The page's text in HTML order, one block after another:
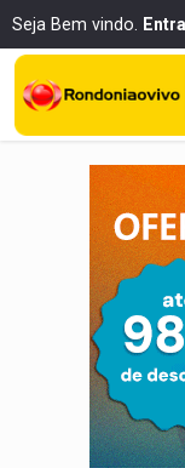
Seja Bem vindo.